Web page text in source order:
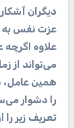
عزت نفس به
علاوه
می‌تواند از
همین
تعریف زیر